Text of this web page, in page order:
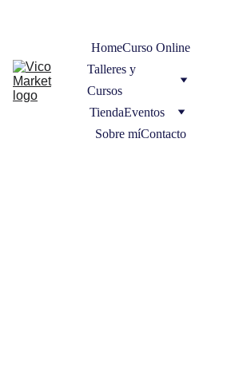
HomeCurso Online
Talleres y
Cursos
TiendaEventos
Sobre míContacto